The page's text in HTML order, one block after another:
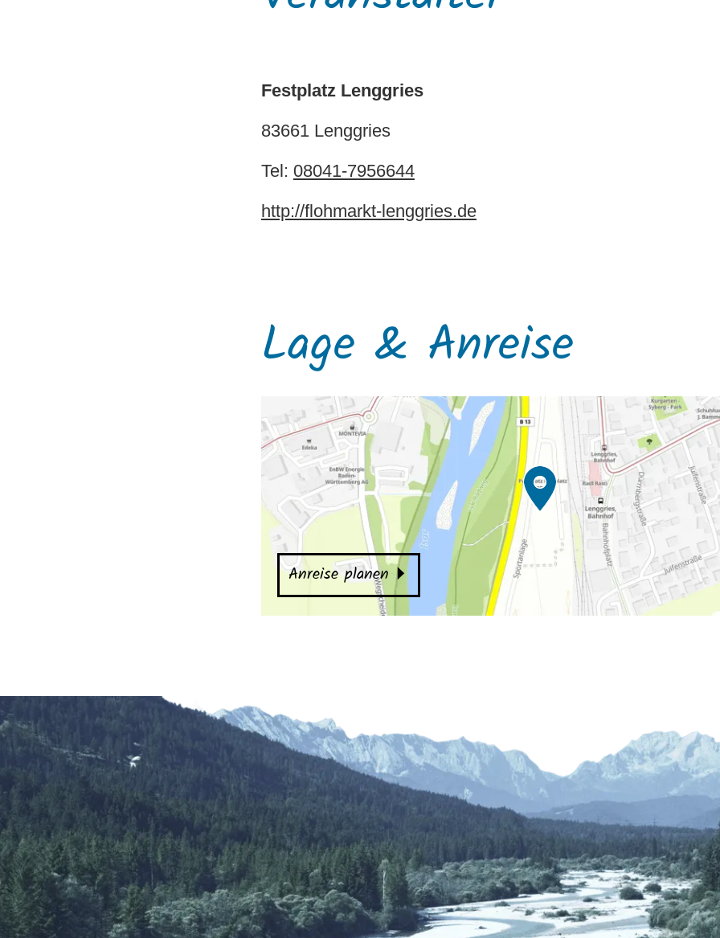
Festplatz Lenggries
83661 Lenggries
Tel: 08041-7956644
http://flohmarkt-lenggries.de
Lage & Anreise
Anreise planen